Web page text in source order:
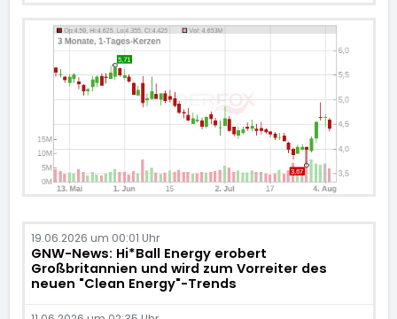
19.06.2026 um 00:01 Uhr
GNW-News: Hi*Ball Energy erobert
Großbritannien und wird zum Vorreiter des
neuen "Clean Energy"-Trends